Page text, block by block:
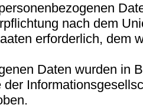
nach dem
erforderlich, dem
Daten wurden in